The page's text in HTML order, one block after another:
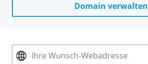
Domain verwalten
Ihre Wunsch-Webadresse